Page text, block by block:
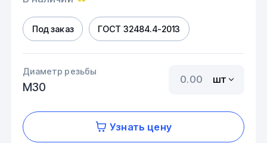
Под заказ ГОСТ 32484.4-2013
Диаметр резьбы
М30
шт
Узнать цену